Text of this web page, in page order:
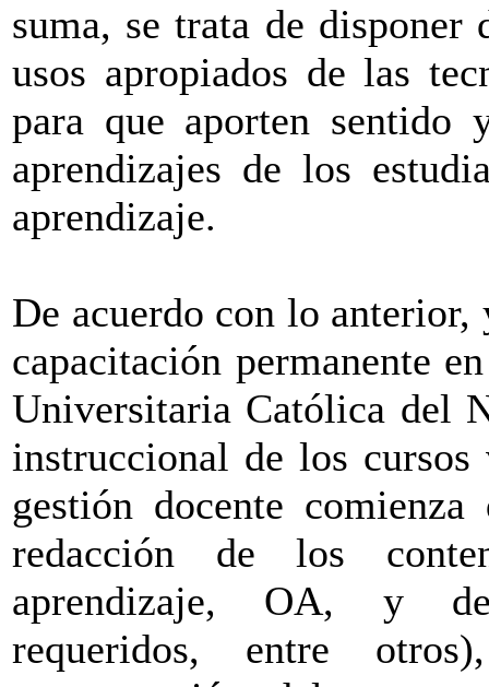
suma, se trata de
usos apropiados de las
para que aporten sentido
aprendizajes de los
aprendizaje.
De acuerdo con lo
capacitación permanente
Universitaria Católica del
instruccional de los
gestión docente
redacción de los
aprendizaje, OA, y
requeridos, entre